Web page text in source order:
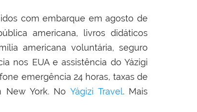
com embarque em agosto de
americana, livros didáticos
americana voluntária, seguro
nos EUA e assistência do Yázigi
emergência 24 horas, taxas de
New York. NoYágizi Travel. Mais